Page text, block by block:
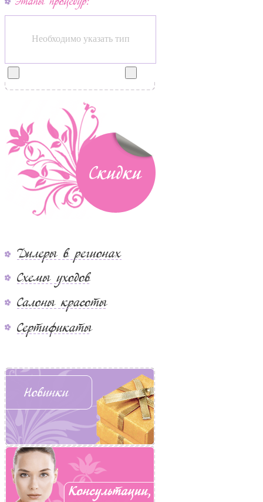
Необходимо указать тип